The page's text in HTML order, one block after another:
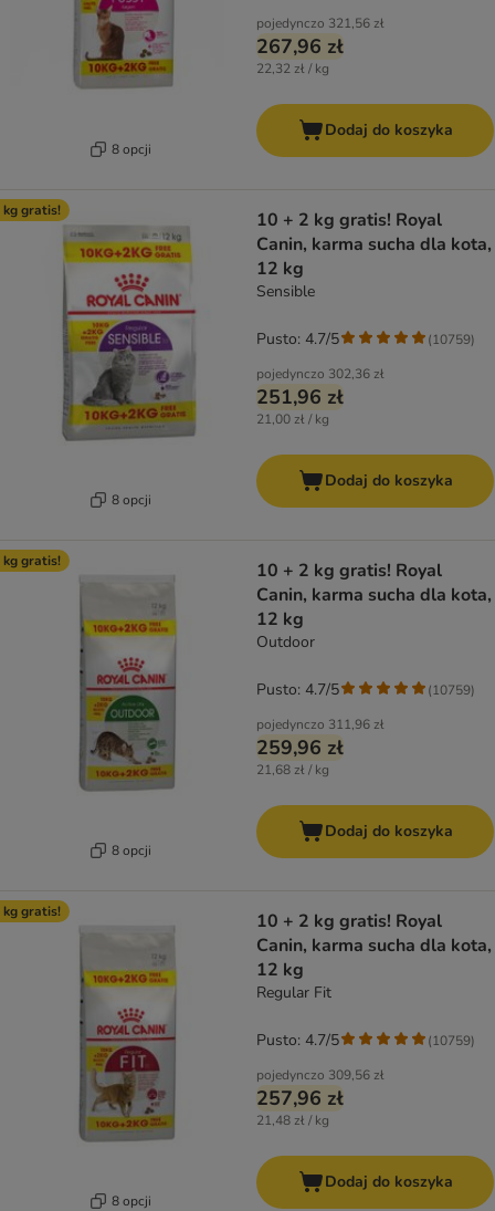
8 opcji
pojedynczo 321,56 zł
267,96 zł
22,32 zł / kg
Dodaj do koszyka
kg gratis!
8 opcji
10 + 2 kg gratis! Royal
Canin, karma sucha dla kota,
12 kg
Sensible
pojedynczo 302,36 zł
251,96 zł
21,00 zł / kg
Pusto: 4.7/5 (10759)
Dodaj do koszyka
kg gratis!
8 opcji
10 + 2 kg gratis! Royal
Canin, karma sucha dla kota,
12 kg
Outdoor
pojedynczo 311,96 zł
259,96 zł
21,68 zł / kg
Pusto: 4.7/5 (10759)
Dodaj do koszyka
kg gratis!
8 opcji
10 + 2 kg gratis! Royal
Canin, karma sucha dla kota,
12 kg
Regular Fit
pojedynczo 309,56 zł
257,96 zł
21,48 zł / kg
Pusto: 4.7/5 (10759)
Dodaj do koszyka